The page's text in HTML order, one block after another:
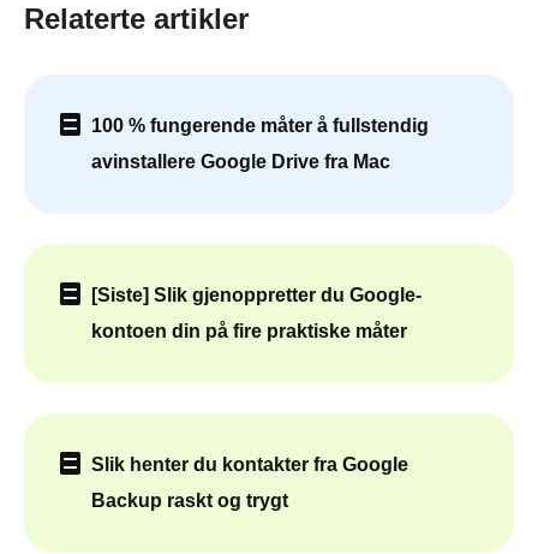
Relaterte artikler
100 % fungerende måter å fullstendig
avinstallere Google Drive fra Mac
[Siste] Slik gjenoppretter du Google-
kontoen din på fire praktiske måter
Slik henter du kontakter fra Google
Backup raskt og trygt